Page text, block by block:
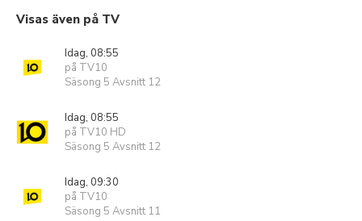
Visas även på TV
Idag, 08:55
på TV10
Säsong 5 Avsnitt 12
Idag, 08:55
på TV10 HD
Säsong 5 Avsnitt 12
Idag, 09:30
på TV10
Säsong 5 Avsnitt 11